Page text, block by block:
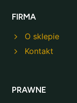
FIRMA
O sklepie
Kontakt
PRAWNE